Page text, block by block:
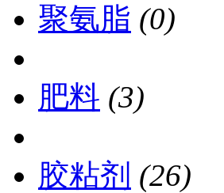
聚氨脂 (0)
肥料 (3)
胶粘剂 (26)